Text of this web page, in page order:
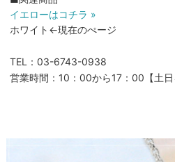
イエローはコチラ »
ホワイト←現在のぺージ
TEL：03-6743-0938
営業時間：10：00から17：00【土日